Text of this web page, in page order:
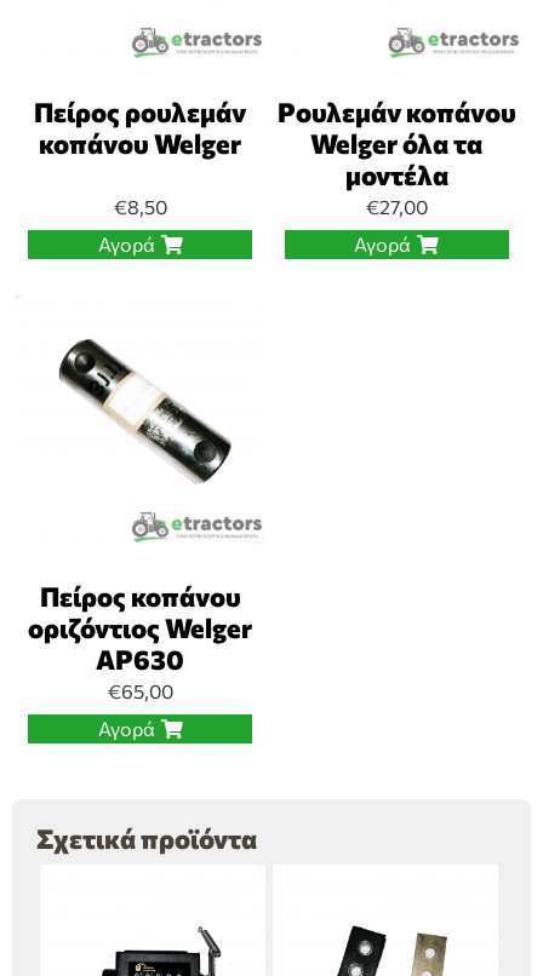
Πείρος ρουλεμάν
κοπάνου Welger
€8,50
Αγορά
Ρουλεμάν κοπάνου
Welger όλα τα
μοντέλα
€27,00
Αγορά
Πείρος κοπάνου
οριζόντιος Welger
AP630
€65,00
Αγορά
Σχετικά προϊόντα